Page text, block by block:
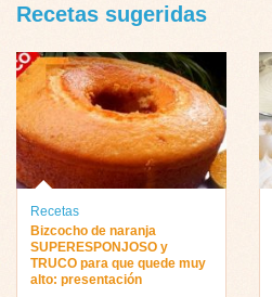
Recetas sugeridas
Recetas
Bizcocho de naranja
SUPERESPONJOSO y
TRUCO para que quede muy
alto: presentación